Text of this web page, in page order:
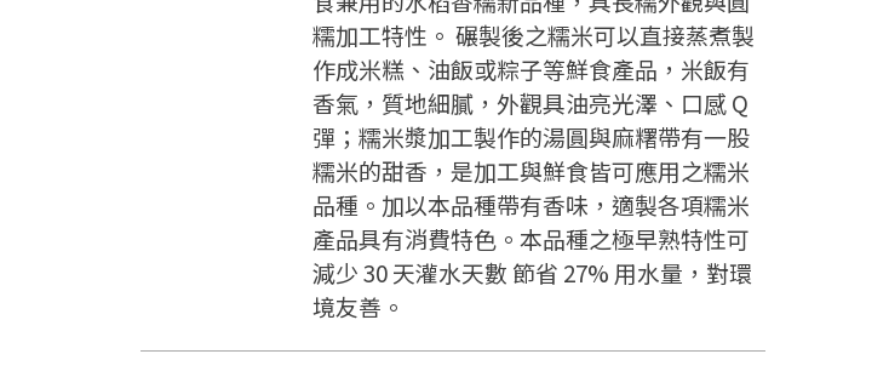
糯加工特性。 碾製後之糯米可以直接蒸煮製
作成米糕、油飯或粽子等鮮食產品，米飯有
香氣，質地細膩，外觀具油亮光澤、口感 Q
彈；糯米漿加工製作的湯圓與麻糬帶有一股
糯米的甜香，是加工與鮮食皆可應用之糯米
品種。加以本品種帶有香味，適製各項糯米
產品具有消費特色。本品種之極早熟特性可
減少 30 天灌水天數 節省 27% 用水量，對環
境友善。